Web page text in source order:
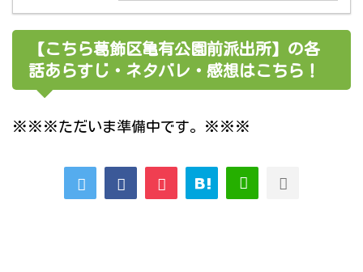
【こちら葛飾区亀有公園前派出所】の各
話あらすじ・ネタバレ・感想はこちら！
※※※ただいま準備中です。※※※